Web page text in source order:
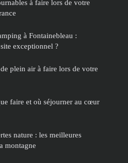
à faire lors de votre
à Fontainebleau :
exceptionnel ?
plein air à faire lors de votre
faire et où séjourner au cœur
nature : les meilleures
montagne